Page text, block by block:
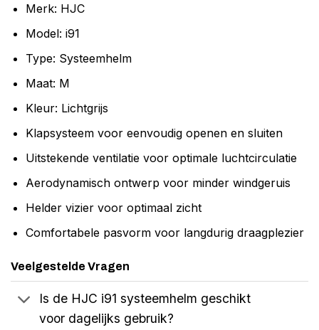
Merk: HJC
Model: i91
Type: Systeemhelm
Maat: M
Kleur: Lichtgrijs
Klapsysteem voor eenvoudig openen en sluiten
Uitstekende ventilatie voor optimale luchtcirculatie
Aerodynamisch ontwerp voor minder windgeruis
Helder vizier voor optimaal zicht
Comfortabele pasvorm voor langdurig draagplezier
Veelgestelde Vragen
Is de HJC i91 systeemhelm geschikt
voor dagelijks gebruik?